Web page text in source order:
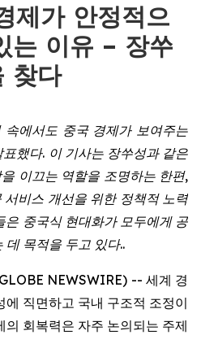
제가 안정적으
는 이유 – 장쑤
찾다
속에서도 중국 경제가 보여주는
표했다. 이 기사는 장쑤성과 같은
이끄는 역할을 조명하는 한편,
서비스 개선을 위한 정책적 노력
은 중국식 현대화가 모두에게 공
데 목적을 두고 있다..
NEWSWIRE) -- 세계 경
직면하고 국내 구조적 조정이
회복력은 자주 논의되는 주제